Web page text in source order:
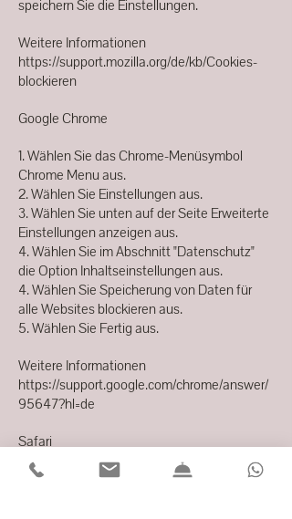
speichern Sie die Einstellungen.
Weitere Informationen
https://support.mozilla.org/de/kb/Cookies-
blockieren
Google Chrome
1. Wählen Sie das Chrome-Menüsymbol
Chrome Menu aus.
2. Wählen Sie Einstellungen aus.
3. Wählen Sie unten auf der Seite Erweiterte
Einstellungen anzeigen aus.
4. Wählen Sie im Abschnitt "Datenschutz"
die Option Inhaltseinstellungen aus.
4. Wählen Sie Speicherung von Daten für
alle Websites blockieren aus.
5. Wählen Sie Fertig aus.
Weitere Informationen
https://support.google.com/chrome/answer/
95647?hl=de
Safari
1. Safari öffnen